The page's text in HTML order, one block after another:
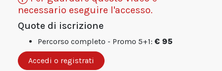
necessario eseguire l'accesso.
Quote di iscrizione
Percorso completo - Promo 5+1: € 95
Accedi o registrati